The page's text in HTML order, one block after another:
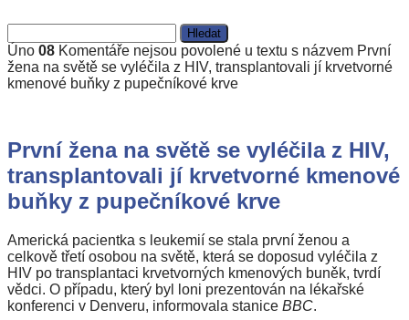
Úno 08 Komentáře nejsou povolené u textu s názvem První
žena na světě se vyléčila z HIV, transplantovali jí krvetvorné
kmenové buňky z pupečníkové krve
První žena na světě se vyléčila z HIV,
transplantovali jí krvetvorné kmenové
buňky z pupečníkové krve
Americká pacientka s leukemií se stala první ženou a
celkově třetí osobou na světě, která se doposud vyléčila z
HIV po transplantaci krvetvorných kmenových buněk, tvrdí
vědci. O případu, který byl loni prezentován na lékařské
konferenci v Denveru, informovala stanice BBC.